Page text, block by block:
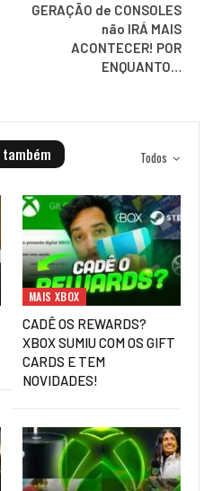
GERAÇÃO de CONSOLES
não IRÁ MAIS
ACONTECER! POR
ENQUANTO…
Todos
MAIS XBOX
CADÊ OS REWARDS?
XBOX SUMIU COM OS GIFT
CARDS E TEM
NOVIDADES!